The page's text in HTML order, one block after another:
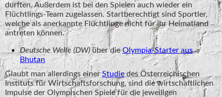
durften. Außerdem ist bei den Spielen auch wieder ein
Flüchtlings-Team zugelassen. Startberechtigt sind Sportler,
welche als anerkannte Flüchtlinge nicht für ihr Heimatland
antreten können.
Deutsche Welle (DW)über die Olympia-Starter aus
Bhutan
Glaubt man allerdings einerStudiedes Österreichischen
Instituts für Wirtschaftsforschung, sind die wirtschaftlichen
Impulse der Olympischen Spiele für die jeweiligen